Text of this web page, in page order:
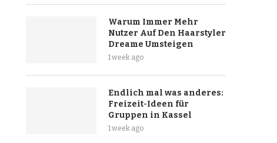
Warum Immer Mehr
Nutzer Auf Den Haarstyler
Dreame Umsteigen
1 week ago
Endlich mal was anderes:
Freizeit-Ideen für
Gruppen in Kassel
1 week ago